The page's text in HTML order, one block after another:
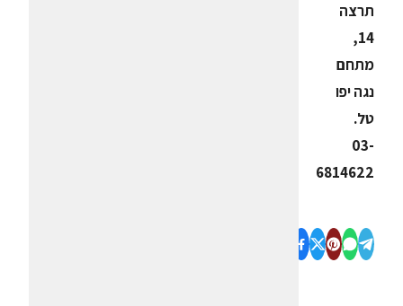
תרצה
14,
מתחם
נגה יפו
טל.
03-
6814622